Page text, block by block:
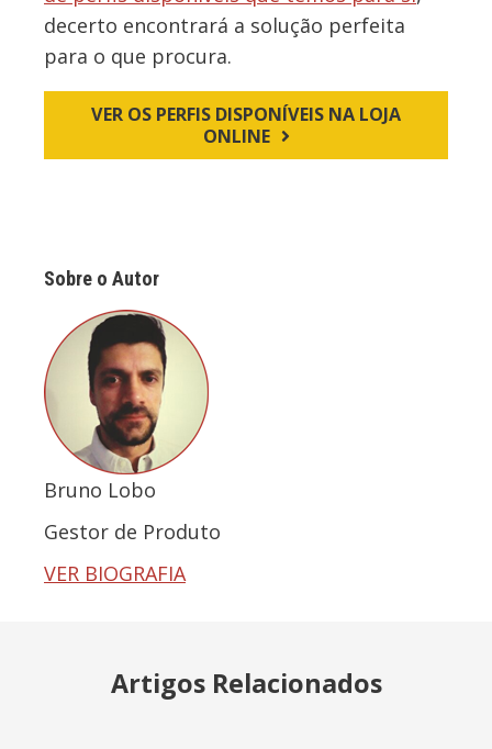
decerto encontrará a solução perfeita
para o que procura.
VER OS PERFIS DISPONÍVEIS NA LOJA
ONLINE
Sobre o Autor
Bruno Lobo
Gestor de Produto
VER BIOGRAFIA
Artigos Relacionados